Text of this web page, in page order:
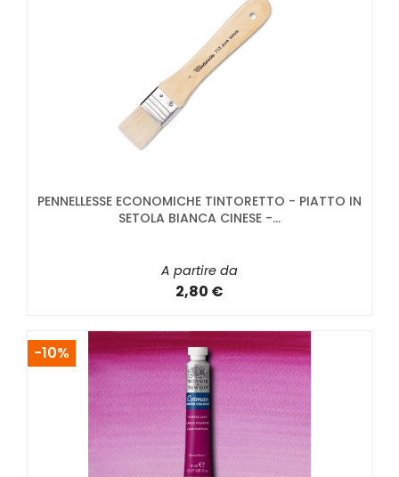
PENNELLESSE ECONOMICHE TINTORETTO - PIATTO IN
SETOLA BIANCA CINESE -...
A partire da
2,80 €
-10%